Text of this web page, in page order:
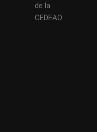
de la
CEDEAO